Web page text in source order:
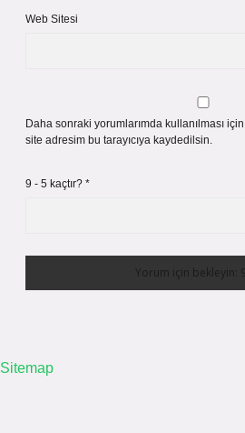
Web Sitesi
Daha sonraki yorumlarımda kullanılması
site adresim bu tarayıcıya kaydedilsin.
9 - 5 kaçtır? *
Sitemap